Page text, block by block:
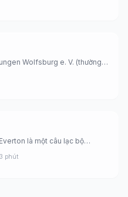
Wolfsburg e. V. (thường
là một câu lạc bộ
3 phút